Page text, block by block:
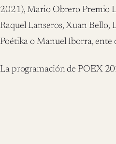
2021), Mario Obrero Premio
Raquel Lanseros, Xuan Bello,
Poétika o Manuel Iborra, ente
La programación de POEX